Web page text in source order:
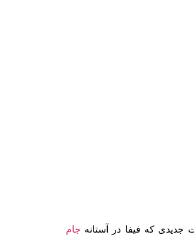
جدیدی که فیفا در ‏آستانه جام